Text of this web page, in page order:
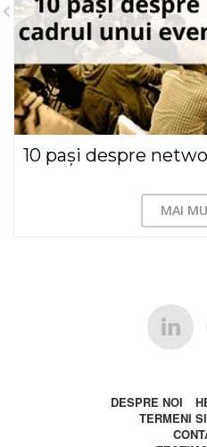
MAI
DESPRE NOI
TERMENI